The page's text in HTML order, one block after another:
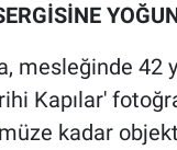
mesleğinde
Kapılar'
kadar